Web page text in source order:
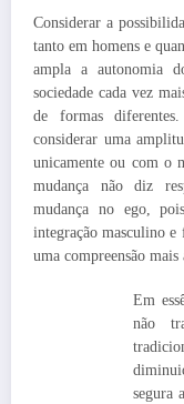
Considerar a
tanto em homens e
ampla a autonomia
sociedade cada vez
de formas
considerar uma
unicamente ou com o
mudança não diz
mudança no ego,
integração masculino e
uma compreensão mais
Em
não
segura